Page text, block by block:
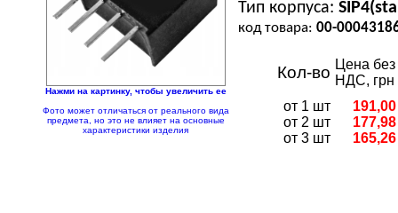
Нажми на картинку, чтобы увеличить ее
Фото может отличаться от реального вида
предмета, но это не влияет на основные
характеристики изделия
Тип корпуса:
код товара: 00-
Кол-во Цена без
НДС, грн
от 1 шт
от 2 шт
от 3 шт
191,00
177,98
165,26